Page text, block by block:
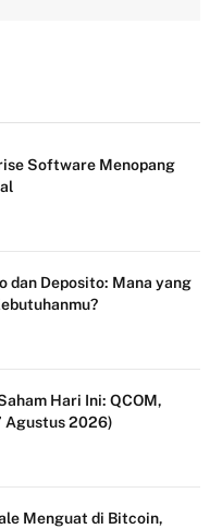
Software Menopang
dan Deposito: Mana yang
Hari Ini: QCOM,
Agustus 2026)
Menguat di Bitcoin,